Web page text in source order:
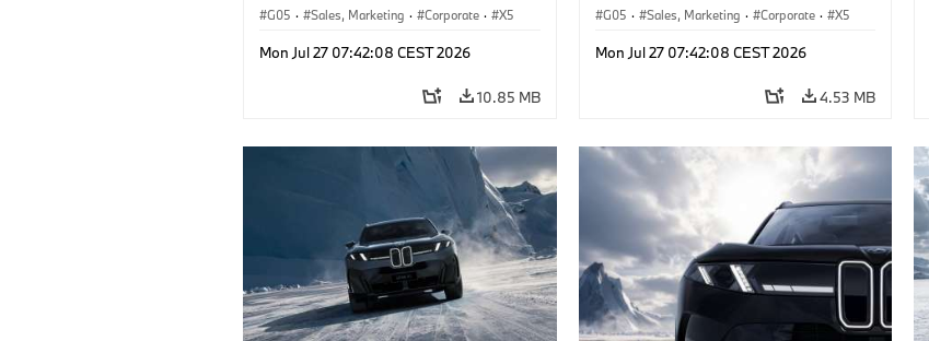
G05 · Sales, Marketing · Corporate · X5
Mon Jul 27 07:42:08 CEST 2026
10.85 MB
G05 · Sales, Marketing · Corporate · X5
Mon Jul 27 07:42:08 CEST 2026
4.53 MB